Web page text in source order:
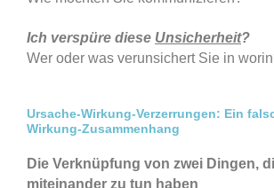
Ich verspüre diese Unsicherheit?
Wer oder was verunsichert Sie in
Ursache-Wirkung-Verzerrungen: Ein
Wirkung-Zusammenhang
Die Verknüpfung von zwei Dingen,
miteinander zu tun haben